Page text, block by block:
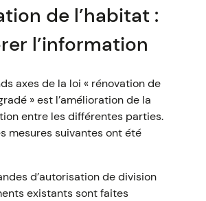
de l’habitat :
l’information
axes de la loi « rénovation de
» est l’amélioration de la
entre les différentes parties.
mesures suivantes ont été
d’autorisation de division
existants sont faites